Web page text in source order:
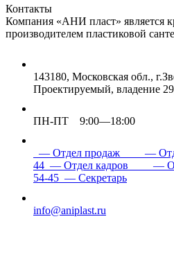
Контакты
Компания «АНИ пласт» является
производителем пластиковой
143180, Московская обл.,
Проектируемый, владение
ПН-ПТ 9:00—18:00
— Отдел продаж —
44 — Отдел кадров —
54-45 — Секретарь
info@aniplast.ru